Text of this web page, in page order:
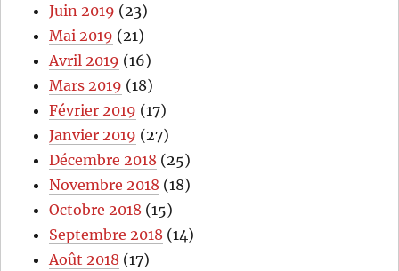
Juin 2019 (23)
Mai 2019 (21)
Avril 2019 (16)
Mars 2019 (18)
Février 2019 (17)
Janvier 2019 (27)
Décembre 2018 (25)
Novembre 2018 (18)
Octobre 2018 (15)
Septembre 2018 (14)
Août 2018 (17)